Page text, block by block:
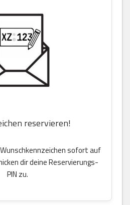
reservieren!
sofort auf
dir deine Reservierungs-
PIN zu.